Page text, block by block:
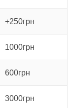
+250грн
1000грн
600грн
3000грн